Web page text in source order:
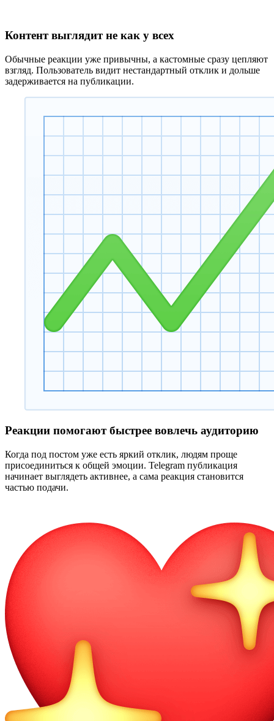
Контент выглядит не как у всех
Обычные реакции уже привычны, а кастомные сразу цепляют
взгляд. Пользователь видит нестандартный отклик и дольше
задерживается на публикации.
Реакции помогают быстрее вовлечь аудиторию
Когда под постом уже есть яркий отклик, людям проще
присоединиться к общей эмоции. Telegram публикация
начинает выглядеть активнее, а сама реакция становится
частью подачи.